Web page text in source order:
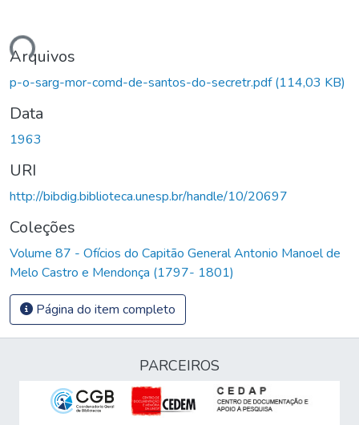
Arquivos
p-o-sarg-mor-comd-de-santos-do-secretr.pdf(114,03 KB)
Data
1963
URI
http://bibdig.biblioteca.unesp.br/handle/10/20697
Coleções
Volume 87 - Ofícios do Capitão General Antonio Manoel de
Melo Castro e Mendonça (1797- 1801)
Página do item completo
PARCEIROS